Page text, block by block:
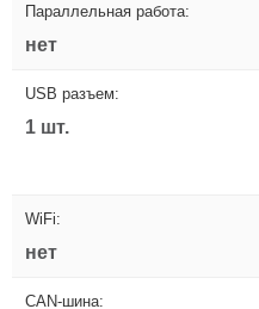
Параллельная работа:
нет
USB разъем:
1 шт.
WiFi:
нет
CAN-шина: